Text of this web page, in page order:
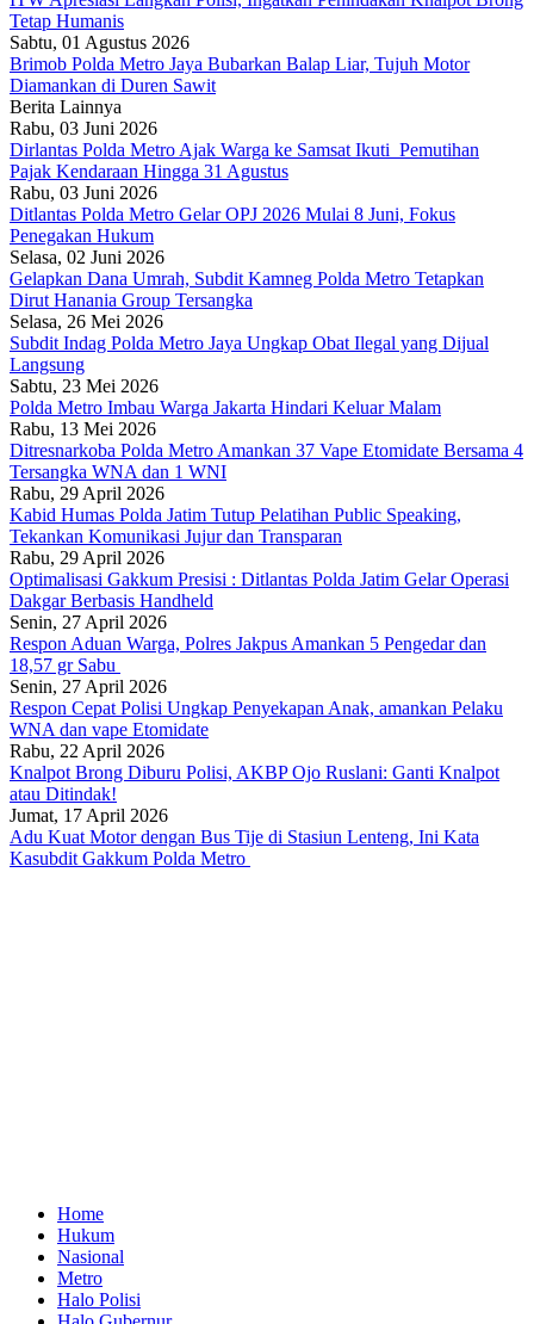
Tetap Humanis
Sabtu, 01 Agustus 2026
Brimob Polda Metro Jaya Bubarkan Balap Liar, Tujuh Motor
Diamankan di Duren Sawit
Berita Lainnya
Rabu, 03 Juni 2026
Dirlantas Polda Metro Ajak Warga ke Samsat Ikuti Pemutihan
Pajak Kendaraan Hingga 31 Agustus
Rabu, 03 Juni 2026
Ditlantas Polda Metro Gelar OPJ 2026 Mulai 8 Juni, Fokus
Penegakan Hukum
Selasa, 02 Juni 2026
Gelapkan Dana Umrah, Subdit Kamneg Polda Metro Tetapkan
Dirut Hanania Group Tersangka
Selasa, 26 Mei 2026
Subdit Indag Polda Metro Jaya Ungkap Obat Ilegal yang Dijual
Langsung
Sabtu, 23 Mei 2026
Polda Metro Imbau Warga Jakarta Hindari Keluar Malam
Rabu, 13 Mei 2026
Ditresnarkoba Polda Metro Amankan 37 Vape Etomidate Bersama 4
Tersangka WNA dan 1 WNI
Rabu, 29 April 2026
Kabid Humas Polda Jatim Tutup Pelatihan Public Speaking,
Tekankan Komunikasi Jujur dan Transparan
Rabu, 29 April 2026
Optimalisasi Gakkum Presisi : Ditlantas Polda Jatim Gelar Operasi
Dakgar Berbasis Handheld
Senin, 27 April 2026
Respon Aduan Warga, Polres Jakpus Amankan 5 Pengedar dan
18,57 gr Sabu
Senin, 27 April 2026
Respon Cepat Polisi Ungkap Penyekapan Anak, amankan Pelaku
WNA dan vape Etomidate
Rabu, 22 April 2026
Knalpot Brong Diburu Polisi, AKBP Ojo Ruslani: Ganti Knalpot
atau Ditindak!
Jumat, 17 April 2026
Adu Kuat Motor dengan Bus Tije di Stasiun Lenteng, Ini Kata
Kasubdit Gakkum Polda Metro
Home
Hukum
Nasional
Metro
Halo Polisi